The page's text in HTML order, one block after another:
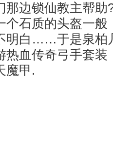
那边锁仙教主帮助
个石质的头盔一般
明白……于是泉柏
热血传奇弓手套装
魔甲.